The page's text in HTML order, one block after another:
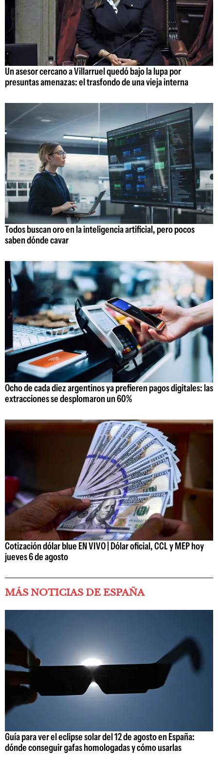
Un asesor cercano a Villarruel quedó bajo la lupa por
presuntas amenazas: el trasfondo de una vieja interna
Todos buscan oro en la inteligencia artificial, pero pocos
saben dónde cavar
Ocho de cada diez argentinos ya prefieren pagos digitales: las
extracciones se desplomaron un 60%
Cotización dólar blue EN VIVO | Dólar oficial, CCL y MEP hoy
jueves 6 de agosto
MÁS NOTICIAS DE ESPAÑA
Guía para ver el eclipse solar del 12 de agosto en España:
dónde conseguir gafas homologadas y cómo usarlas